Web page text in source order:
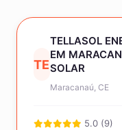
TE
TELLASOL
EM
SOLAR
Maracanaú, CE
5.0 (9)